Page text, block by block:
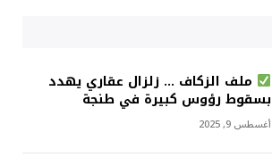
ملف الزكاف … زلزال عقاري يهدد
بسقوط رؤوس كبيرة في طنجة
أغسطس 9, 2025